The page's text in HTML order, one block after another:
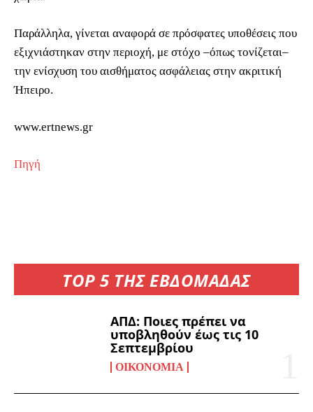
TOP 5 ΤΗΣ ΕΒΔΟΜΑΔΑΣ
ΑΠΔ: Ποιες πρέπει να
υποβληθούν έως τις 10
Σεπτεμβρίου
ΟΙΚΟΝΟΜΊΑ
Παράλληλα, γίνεται αναφορά σε πρόσφατες υποθέσεις που
εξιχνιάστηκαν στην περιοχή, με στόχο –όπως τονίζεται–
την ενίσχυση του αισθήματος ασφάλειας στην ακριτική
Ήπειρο.
www.ertnews.gr
Πηγή